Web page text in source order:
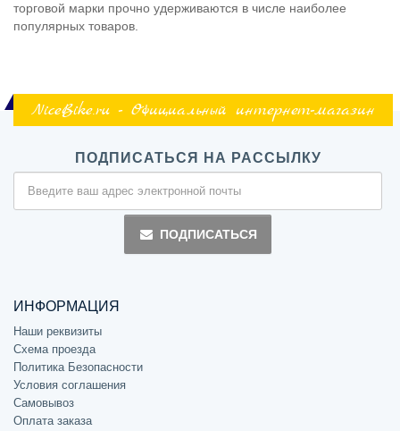
торговой марки прочно удерживаются в числе наиболее
популярных товаров.
NiceBike.ru - Официальный интернет-магазин
ПОДПИСАТЬСЯ НА РАССЫЛКУ
ПОДПИСАТЬСЯ
ИНФОРМАЦИЯ
Наши реквизиты
Схема проезда
Политика Безопасности
Условия соглашения
Самовывоз
Оплата заказа